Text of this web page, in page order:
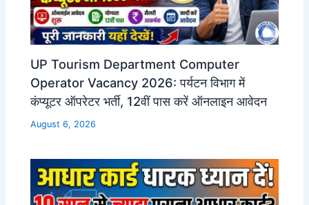
UP Tourism Department Computer
Operator Vacancy 2026: पर्यटन विभाग में
कंप्यूटर ऑपरेटर भर्ती, 12वीं पास करें ऑनलाइन आवेदन
August 6, 2026